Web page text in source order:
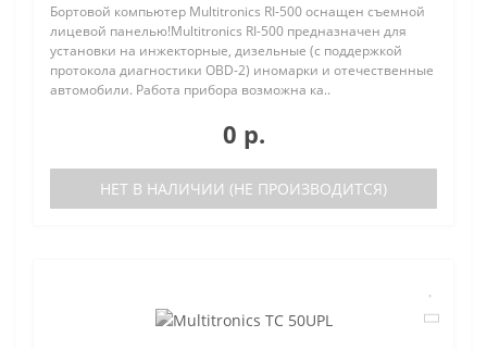
Бортовой компьютер Multitronics RI-500 оснащен съемной
лицевой панелью!Multitronics RI-500 предназначен для
установки на инжекторные, дизельные (с поддержкой
протокола диагностики OBD-2) иномарки и отечественные
автомобили. Работа прибора возможна ка..
0 р.
НЕТ В НАЛИЧИИ (НЕ ПРОИЗВОДИТСЯ)